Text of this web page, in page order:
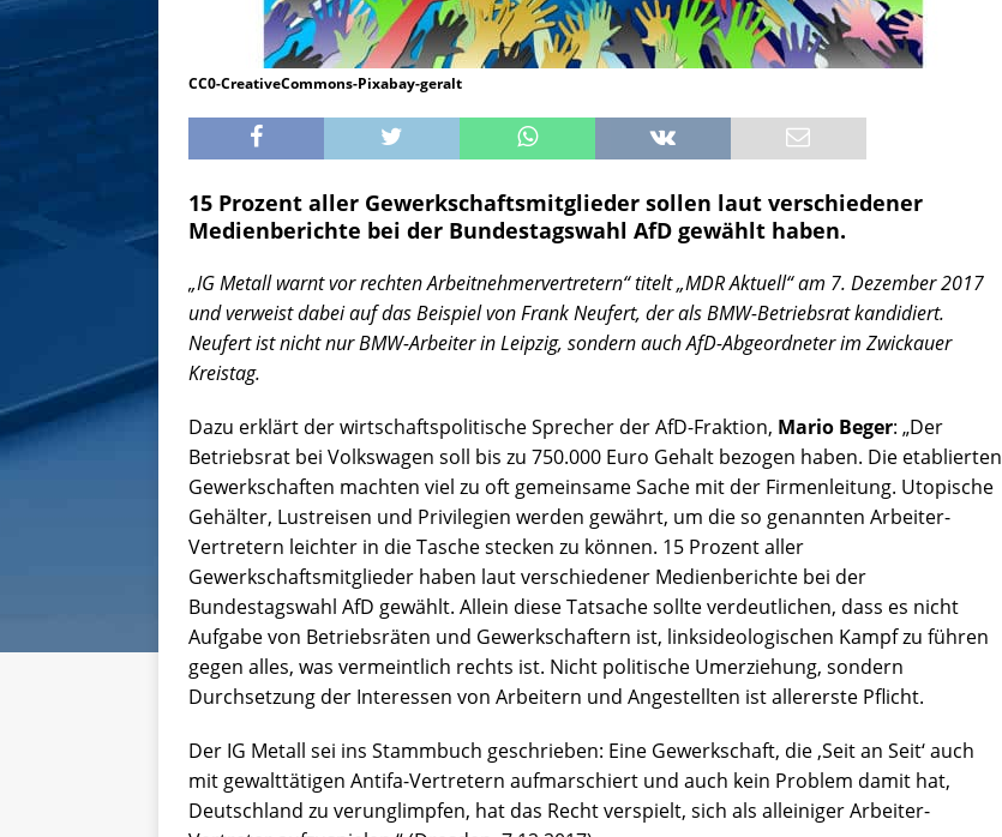
CC0-CreativeCommons-Pixabay-geralt
15 Prozent aller Gewerkschaftsmitglieder sollen laut verschiedener
Medienberichte bei der Bundestagswahl AfD gewählt haben.
„IG Metall warnt vor rechten Arbeitnehmervertretern“ titelt „MDR Aktuell“ am 7. Dezember 2017
und verweist dabei auf das Beispiel von Frank Neufert, der als BMW-Betriebsrat kandidiert.
Neufert ist nicht nur BMW-Arbeiter in Leipzig, sondern auch AfD-Abgeordneter im Zwickauer
Kreistag.
Dazu erklärt der wirtschaftspolitische Sprecher der AfD-Fraktion, Mario Beger: „Der
Betriebsrat bei Volkswagen soll bis zu 750.000 Euro Gehalt bezogen haben. Die etablierten
Gewerkschaften machten viel zu oft gemeinsame Sache mit der Firmenleitung. Utopische
Gehälter, Lustreisen und Privilegien werden gewährt, um die so genannten Arbeiter-
Vertretern leichter in die Tasche stecken zu können. 15 Prozent aller
Gewerkschaftsmitglieder haben laut verschiedener Medienberichte bei der
Bundestagswahl AfD gewählt. Allein diese Tatsache sollte verdeutlichen, dass es nicht
Aufgabe von Betriebsräten und Gewerkschaftern ist, linksideologischen Kampf zu führen
gegen alles, was vermeintlich rechts ist. Nicht politische Umerziehung, sondern
Durchsetzung der Interessen von Arbeitern und Angestellten ist allererste Pflicht.
Der IG Metall sei ins Stammbuch geschrieben: Eine Gewerkschaft, die ‚Seit an Seit‘ auch
mit gewalttätigen Antifa-Vertretern aufmarschiert und auch kein Problem damit hat,
Deutschland zu verunglimpfen, hat das Recht verspielt, sich als alleiniger Arbeiter-